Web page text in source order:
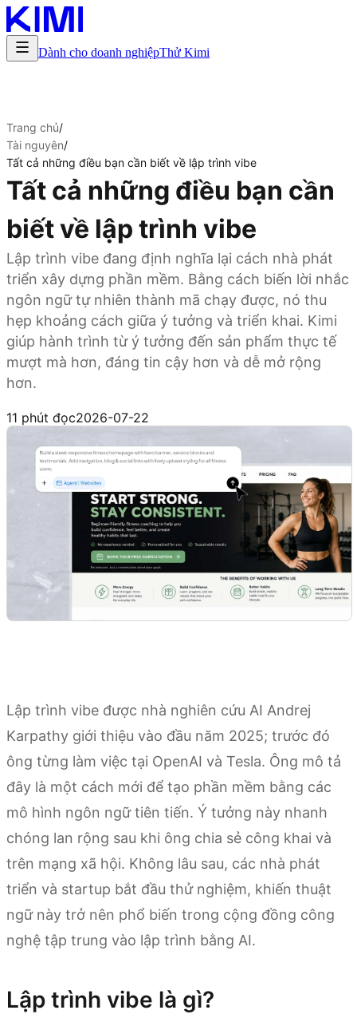
Dành cho doanh nghiệpThử Kimi
Trang chủ/
Tài nguyên/
Tất cả những điều bạn cần biết về lập trình vibe
Tất cả những điều bạn cần
biết về lập trình vibe
Lập trình vibe đang định nghĩa lại cách nhà phát
triển xây dựng phần mềm. Bằng cách biến lời nhắc
ngôn ngữ tự nhiên thành mã chạy được, nó thu
hẹp khoảng cách giữa ý tưởng và triển khai. Kimi
giúp hành trình từ ý tưởng đến sản phẩm thực tế
mượt mà hơn, đáng tin cậy hơn và dễ mở rộng
hơn.
11 phút đọc2026-07-22
Lập trình vibe được nhà nghiên cứu AI Andrej
Karpathy giới thiệu vào đầu năm 2025; trước đó
ông từng làm việc tại OpenAI và Tesla. Ông mô tả
đây là một cách mới để tạo phần mềm bằng các
mô hình ngôn ngữ tiên tiến. Ý tưởng này nhanh
chóng lan rộng sau khi ông chia sẻ công khai và
trên mạng xã hội. Không lâu sau, các nhà phát
triển và startup bắt đầu thử nghiệm, khiến thuật
ngữ này trở nên phổ biến trong cộng đồng công
nghệ tập trung vào lập trình bằng AI.
Lập trình vibe là gì?